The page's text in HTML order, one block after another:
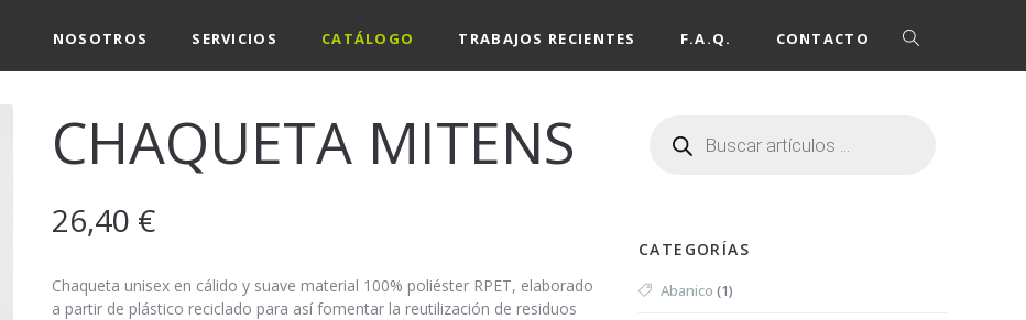
NOSOTROS SERVICIOS CATÁLOGO TRABAJOS RECIENTES F.A.Q. CONTACTO
CHAQUETA MITENS
26,40 €
Chaqueta unisex en cálido y suave material 100% poliéster RPET, elaborado
a partir de plástico reciclado para así fomentar la reutilización de residuos
CATEGORÍAS
Abanico (1)